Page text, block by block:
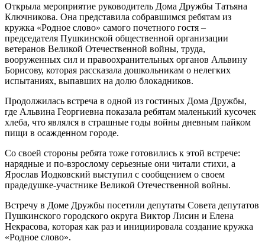
Открыла мероприятие руководитель Дома Дружбы Татьяна
Ключникова. Она представила собравшимся ребятам из
кружка «Родное слово» самого почетного гостя –
председателя Пушкинской общественной организации
ветеранов Великой Отечественной войны, труда,
вооруженных сил и правоохранительных органов Альвину
Борисову, которая рассказала дошкольникам о нелегких
испытаниях, выпавших на долю блокадников.
Продолжилась встреча в одной из гостиных Дома Дружбы,
где Альвина Георгиевна показала ребятам маленький кусочек
хлеба, что являлся в страшные годы войны дневным пайком
пищи в осажденном городе.
Со своей стороны ребята тоже готовились к этой встрече:
нарядные и по-взрослому серьезные они читали стихи, а
Ярослав Иодковский выступил с сообщением о своем
прадедушке-участнике Великой Отечественной войны.
Встречу в Доме Дружбы посетили депутаты Совета депутатов
Пушкинского городского округа Виктор Лисин и Елена
Некрасова, которая как раз и инициировала создание кружка
«Родное слово».